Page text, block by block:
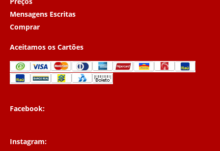
Mensagens Escritas
Comprar
Aceitamos os Cartões
Facebook:
Instagram: